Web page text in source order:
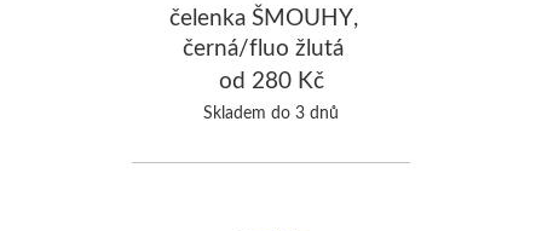
čelenka ŠMOUHY,
černá/fluo žlutá
od 280 Kč
Skladem do 3 dnů